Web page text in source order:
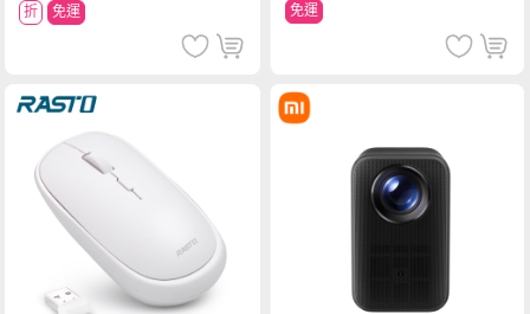
折 免運 免運